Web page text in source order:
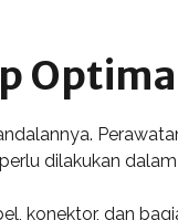
Optimal
dilakukan
konektor, dan